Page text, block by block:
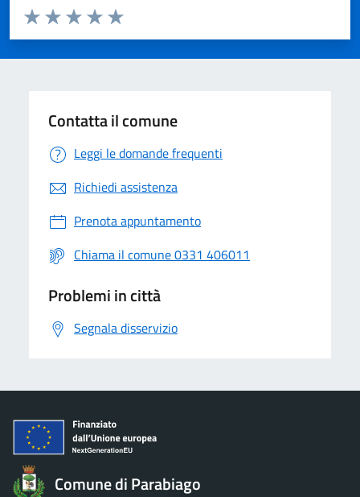
Valuta da 1 a 5 stelle la pagina
Valuta 5 stelle su 5
Valuta 4 stelle su 5
Valuta 3 stelle su 5
Valuta 2 stelle su 5
Valuta 1 stelle su 5
Contatta il comune
Leggi le domande frequenti
Richiedi assistenza
Prenota appuntamento
Chiama il comune 0331 406011
Problemi in città
Segnala disservizio
Comune di Parabiago